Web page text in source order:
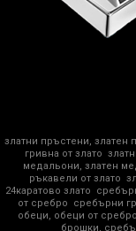
златни пръстени, златен
гривна от злато
медальони, златен
ръкавели от злато
24каратово злато
от сребро
сребърни
обеци, обеци от сребро
брошки,